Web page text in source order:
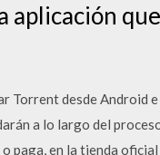
aplicación
desde Android
a lo largo del
en la tienda